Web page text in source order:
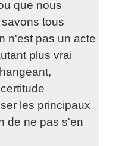
que nous
tous
n'est pas un acte
plus vrai
les principaux
de ne pas s'en